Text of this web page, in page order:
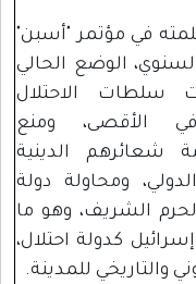
في مؤتمر "أسبن"
الوضع الحالي
سلطات الاحتلال
في الأقصى، ومنع
شعائرهم الدينية
ومحاولة دولة
الشريف، وهو ما
كدولة احتلال،
والتاريخي للمدينة.